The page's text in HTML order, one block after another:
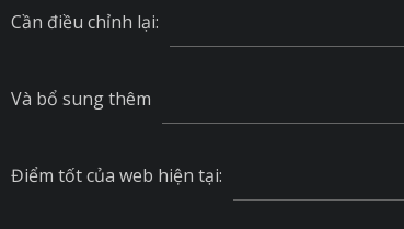
Cần điều chỉnh lại:
Và bổ sung thêm
Điểm tốt của web hiện tại: